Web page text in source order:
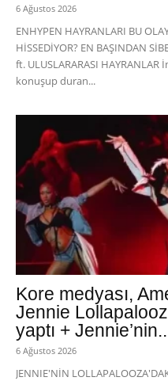
6 Ağustos 2026
ENHYPEN HAYRANLARI BU
HİSSEDİYOR? EN BAŞINDAN
ft. ULUSLARARASI
konuşup duran...
Kore medyası,
Jennie
yaptı +
6 Ağustos 2026
JENNIE'NİN